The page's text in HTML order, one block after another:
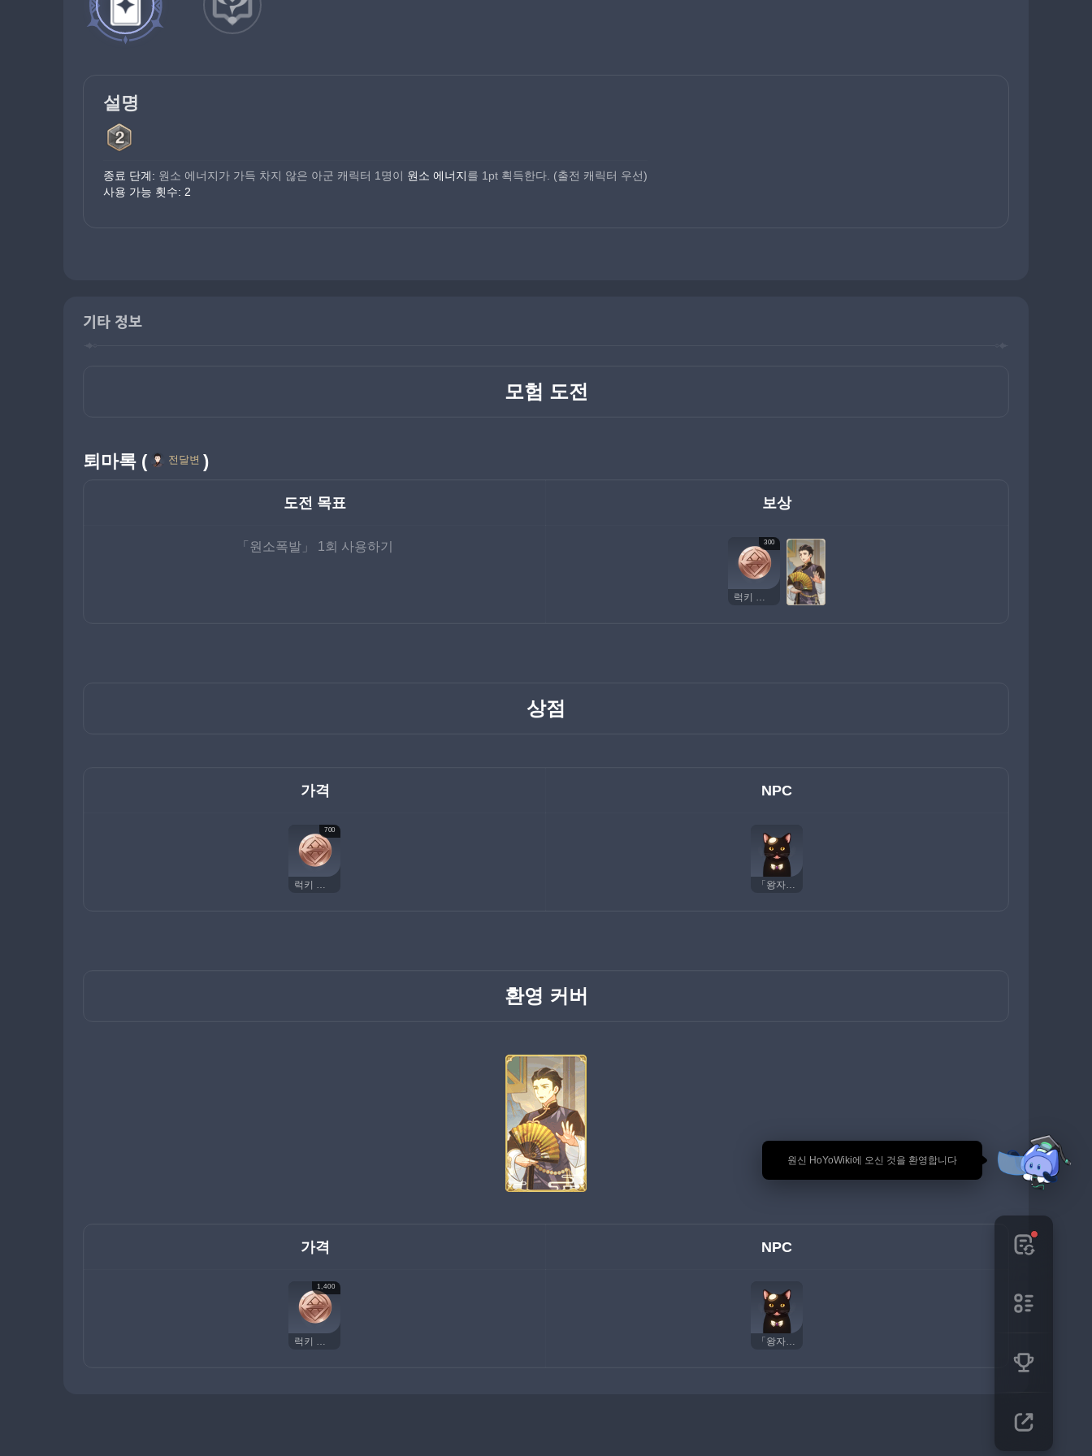
🎉 원신 HoYoWiki에 오신 것을 환영합니다
설명
종료 단계: 원소 에너지가 가득 차지 않은 아군 캐릭터 1명이 원소 에너지를 1pt 획득한다. (출전 캐릭터 우선)
사용 가능 횟수: 2
기타 정보
모험 도전
퇴마록 ( 전달변 )
도전 목표 보상
「원소폭발」 1회 사용하기 300
럭키 코인
상점
가격 NPC
700
럭키 코인 「왕자님」
환영 커버
가격 NPC
1,400
럭키 코인 「왕자님」